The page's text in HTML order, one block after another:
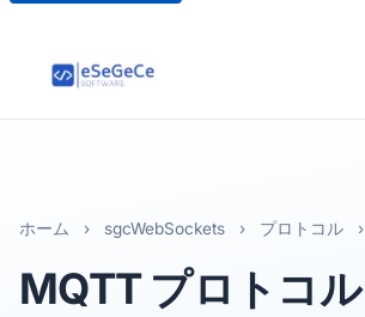
ホーム › sgcWebSockets › プロトコル ›
MQTTプロトコル